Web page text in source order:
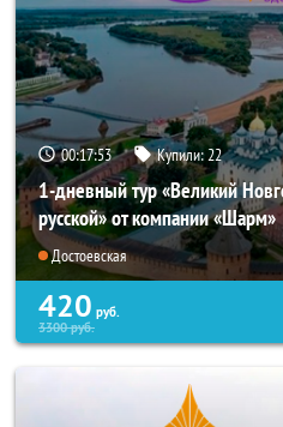
00:17:53 Купили: 22
1-дневный тур «Великий
русской» от компании «Шарм»
Достоевская
420 руб.
3300руб.